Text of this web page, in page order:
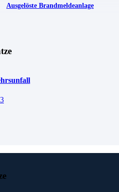
Ausgelöste Brandmeldeanlage